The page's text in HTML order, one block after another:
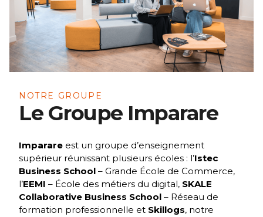
NOTRE GROUPE
Le Groupe Imparare
Imparare est un groupe d’enseignement
supérieur réunissant plusieurs écoles : l’Istec
Business School – Grande École de Commerce,
l’EEMI – École des métiers du digital, SKALE
Collaborative Business School – Réseau de
formation professionnelle et Skillogs, notre